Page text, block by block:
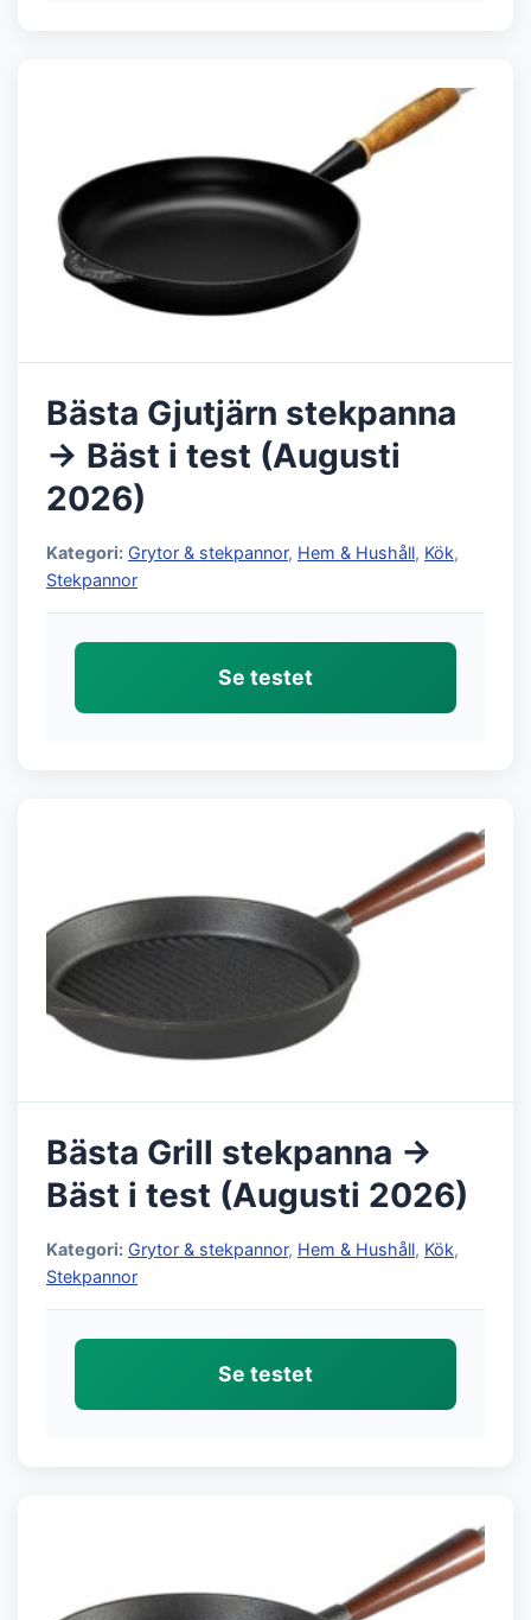
Bästa Gjutjärn stekpanna
→ Bäst i test (Augusti
2026)
Kategori: Grytor & stekpannor, Hem & Hushåll, Kök,
Stekpannor
Se testet
Bästa Grill stekpanna →
Bäst i test (Augusti 2026)
Kategori: Grytor & stekpannor, Hem & Hushåll, Kök,
Stekpannor
Se testet